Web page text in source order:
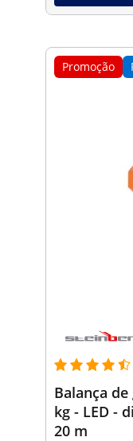
Promoção
Balança
kg - LED -
20 m